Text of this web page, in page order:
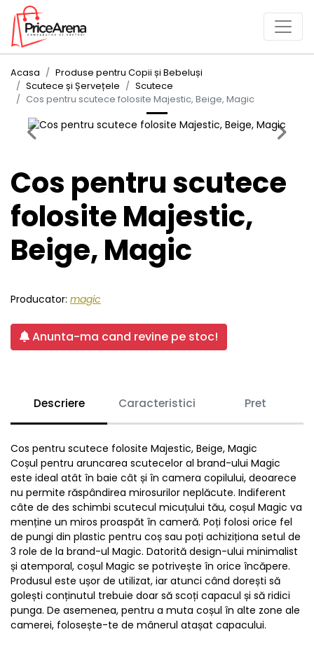
Acasa
Produse pentru Copii și Bebeluși
Scutece și Șervețele
Scutece
Cos pentru scutece folosite Majestic, Beige, Magic
Previous Next
Cos pentru scutece
folosite Majestic,
Beige, Magic
Producator: magic
Anunta-ma cand revine pe stoc!
Descriere Caracteristici Pret
Cos pentru scutece folosite Majestic, Beige, Magic
Coșul pentru aruncarea scutecelor al brand-ului Magic
este ideal atât în baie cât și în camera copilului, deoarece
nu permite răspândirea mirosurilor neplăcute. Indiferent
câte de des schimbi scutecul micuțului tău, coșul Magic va
menține un miros proaspăt în cameră. Poți folosi orice fel
de pungi din plastic pentru coș sau poți achiziționa setul de
3 role de la brand-ul Magic. Datorită design-ului minimalist
și atemporal, coșul Magic se potrivește în orice încăpere.
Produsul este ușor de utilizat, iar atunci când dorești să
golești conținutul trebuie doar să scoți capacul și să ridici
punga. De asemenea, pentru a muta coșul în alte zone ale
camerei, folosește-te de mânerul atașat capacului.